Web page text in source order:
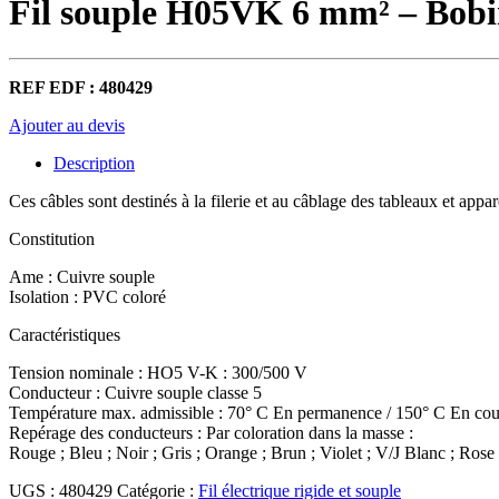
Fil souple H05VK 6 mm² –
REF EDF : 480429
Ajouter au devis
Description
Ces câbles sont destinés à la filerie et au câblage des tableaux et
Constitution
Ame : Cuivre souple
Isolation : PVC coloré
Caractéristiques
Tension nominale : HO5 V-K : 300/500 V
Conducteur : Cuivre souple classe 5
Température max. admissible : 70° C En permanence / 150° C En
Repérage des conducteurs : Par coloration dans la masse :
Rouge ; Bleu ; Noir ; Gris ; Orange ; Brun ; Violet ; V/J Blanc ; Rose
UGS : 480429 Catégorie : Fil électrique rigide et souple